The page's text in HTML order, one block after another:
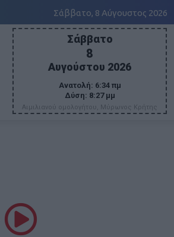
Σάββατο, 8 Αύγουστος 2026
Σάββατο
8
Αυγούστου 2026
Ανατολή: 6:34 πμ
Δύση: 8:27 μμ
Αιμιλιανού ομολογήτου, Μύρωνος Κρήτης